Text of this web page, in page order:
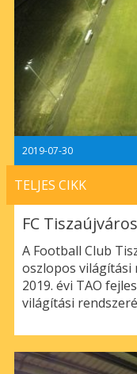
2019-07-30
TELJES CIKK
FC
A Football Club
oszlopos világítási
2019. évi TAO
világítási